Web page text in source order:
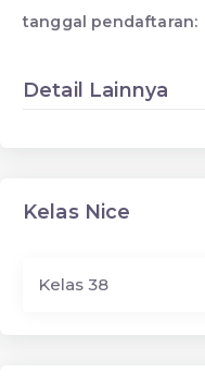
tanggal pendaftaran:
Detail Lainnya
Kelas Nice
Kelas 38